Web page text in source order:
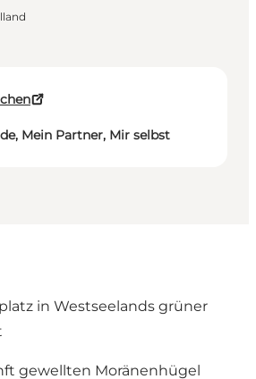
Mein Partner, Mir selbst
in Westseelands grüner
gewellten Moränenhügel